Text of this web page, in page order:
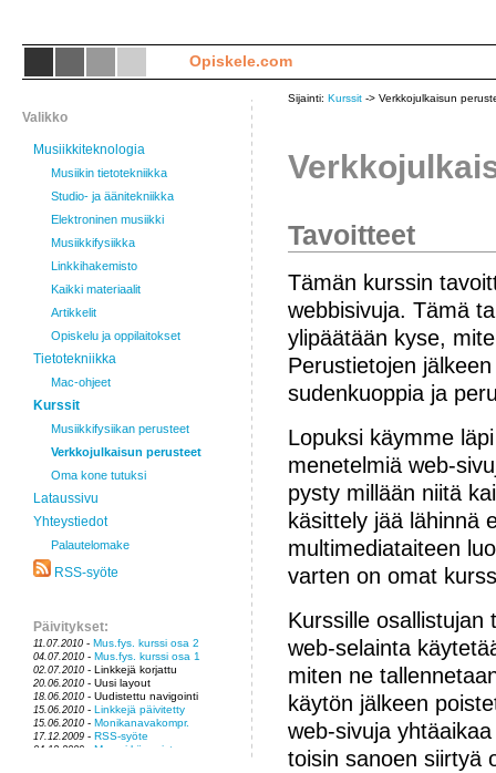
Opiskele.com
Valikko
Musiikkiteknologia
Musiikin tietotekniikka
Studio- ja äänitekniikka
Elektroninen musiikki
Musiikkifysiikka
Linkkihakemisto
Kaikki materiaalit
Artikkelit
Opiskelu ja oppilaitokset
Tietotekniikka
Mac-ohjeet
Kurssit
Musiikkifysiikan perusteet
Verkkojulkaisun perusteet
Oma kone tutuksi
Lataussivu
Yhteystiedot
Palautelomake
RSS-syöte
Päivitykset:
11.07.2010- Mus.fys. kurssi osa 2
04.07.2010- Mus.fys. kurssi osa 1
02.07.2010- Linkkejä korjattu
20.06.2010- Uusi layout
18.06.2010- Uudistettu navigointi
15.06.2010- Linkkejä päivitetty
15.06.2010- Monikanavakompr.
17.12.2009- RSS-syöte
04.12.2009- Mac ei käynnisty
Sijainti: Kurssit-> Verkkojulkaisun
Tavoitteet
Tämän kurssin
webbisivuja. Tämä
ylipäätään kyse,
Perustietojen
sudenkuoppia ja
Lopuksi käymme
menetelmiä web-
pysty millään niitä
käsittely jää lähinnä
multimediataiteen
varten on omat
Kurssille
web-selainta
miten ne
käytön jälkeen
web-sivuja
toisin sanoen siirtyä